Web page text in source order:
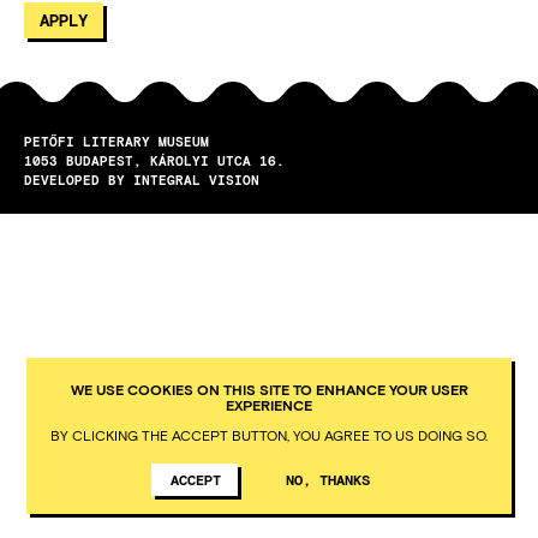
PETŐFI LITERARY MUSEUM
1053
BUDAPEST
KÁROLYI UTCA 16.
DEVELOPED BY INTEGRAL VISION
WE USE COOKIES ON THIS SITE TO ENHANCE YOUR USER
EXPERIENCE
BY CLICKING THE ACCEPT BUTTON, YOU AGREE TO US DOING SO.
ACCEPT NO, THANKS